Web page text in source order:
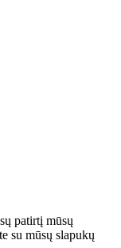
patirtį mūsų
su mūsų slapukų